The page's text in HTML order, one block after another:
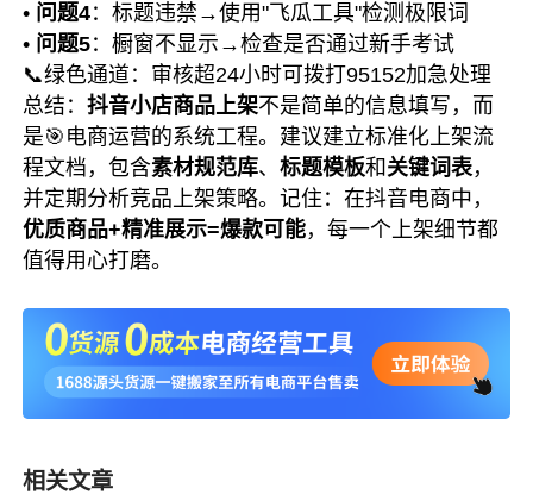
• 问题4：标题违禁→使用"飞瓜工具"检测极限词
• 问题5：橱窗不显示→检查是否通过新手考试
📞绿色通道： 审核超24小时可拨打95152加急处理
总结：抖音小店商品上架不是简单的信息填写，而
是🎯电商运营的系统工程。建议建立标准化上架流
程文档，包含素材规范库、标题模板和 关键词表，
并定期分析竞品上架策略。记住：在抖音电商中，
优质商品+精准展示=爆款可能，每一个上架细节都
值得用心打磨。
相关文章